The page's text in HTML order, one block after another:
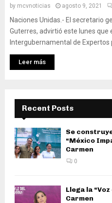
by mcvnoticias agosto 9, 2021
Naciones Unidas.- El secretario
Guterres, advirtió este lunes que
Intergubernamental de Expertos
Leer más
Recent Posts
Se
“México
Carmen
0
Llega la
Carmen